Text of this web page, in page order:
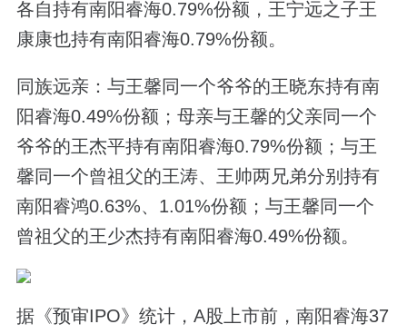
各自持有南阳睿海0.79%份额，王宁远之子王
康康也持有南阳睿海0.79%份额。
同族远亲：与王馨同一个爷爷的王晓东持有南
阳睿海0.49%份额；母亲与王馨的父亲同一个
爷爷的王杰平持有南阳睿海0.79%份额；与王
馨同一个曾祖父的王涛、王帅两兄弟分别持有
南阳睿鸿0.63%、1.01%份额；与王馨同一个
曾祖父的王少杰持有南阳睿海0.49%份额。
据《预审IPO》统计，A股上市前，南阳睿海37